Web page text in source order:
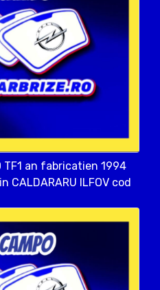
TF1 an fabricatien 1994
CALDARARU ILFOV cod